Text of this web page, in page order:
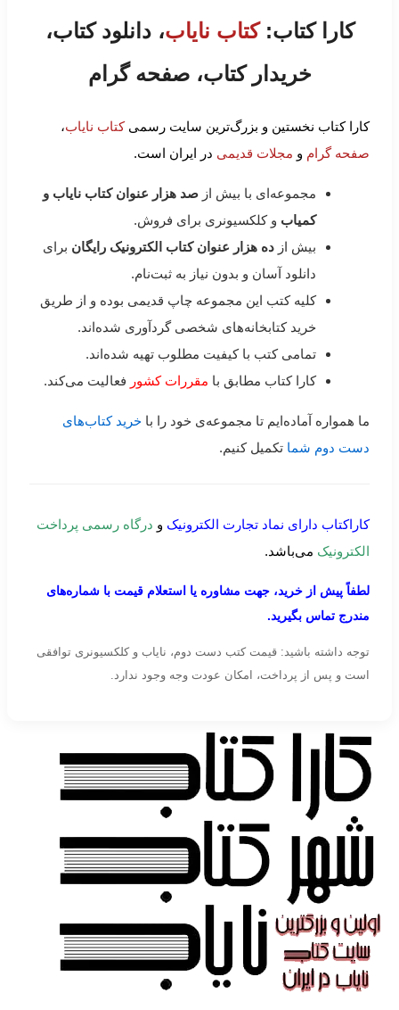
کارا کتاب:کتاب نایاب، دانلود کتاب،
خریدار کتاب، صفحه گرام
کارا کتاب نخستین و بزرگ‌ترین سایت رسمیکتاب نایاب،
صفحه گرام و مجلات قدیمی در ایران است.
مجموعه‌ای با بیش از صد هزار عنوان کتاب نایاب و
کمیاب و کلکسیونری برای فروش.
بیش از ده هزار عنوان کتاب الکترونیک رایگان برای
دانلود آسان و بدون نیاز به ثبت‌نام.
کلیه کتب این مجموعه چاپ قدیمی بوده و از طریق
خرید کتابخانه‌های شخصی گردآوری شده‌اند.
تمامی کتب با کیفیت مطلوب تهیه شده‌اند.
کارا کتاب مطابق با مقررات کشور فعالیت می‌کند.
ما همواره آماده‌ایم تا مجموعه‌ی خود را با خرید کتاب‌های
دست دوم شما تکمیل کنیم.
کاراکتاب دارای نماد تجارت الکترونیک و درگاه رسمی پرداخت
الکترونیک می‌باشد.
لطفاً پیش از خرید، جهت مشاوره یا استعلام قیمت با شماره‌های
مندرج تماس بگیرید.
توجه داشته باشید: قیمت کتب دست دوم، نایاب و کلکسیونری توافقی
است و پس از پرداخت، امکان عودت وجه وجود ندارد.